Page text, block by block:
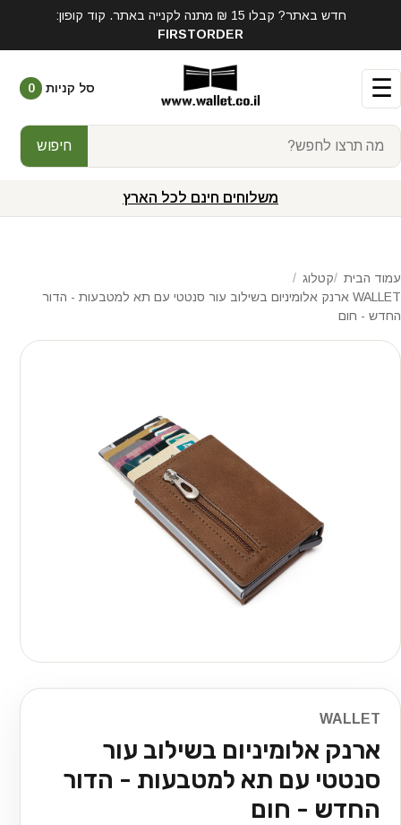
חדש באתר? קבלו 15 ₪ מתנה לקנייה באתר. קוד קופון:
FIRSTORDER
☰
חיפוש
סל קניות 0
משלוחים חינם לכל הארץ
עמוד הבית
קטלוג
WALLET ארנק אלומיניום בשילוב עור סנטטי עם תא למטבעות - הדור
החדש - חום
WALLET
ארנק אלומיניום בשילוב עור
סנטטי עם תא למטבעות - הדור
החדש - חום